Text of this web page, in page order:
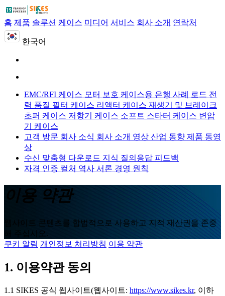
홈 제품 솔루션 케이스 미디어 서비스 회사 소개 연락처
한국어
EMC/RFI 케이스 모터 보호 케이스용 은행 사례 로드 전
력 품질 필터 케이스 리액터 케이스 재생기 및 브레이크
초퍼 케이스 저항기 케이스 소프트 스타터 케이스 변압
기 케이스
고객 방문 회사 소식 회사 소개 영상 산업 동향 제품 동영
상
수신 맞춤형 다운로드 지식 질의응답 피드백
자격 인증 컬처 역사 서론 경영 원칙
이용 약관
웹사이트 콘텐츠를 합법적으로 사용하고 지적 재산권을 존중
해 주십시오.
쿠키 알림 개인정보 처리방침 이용 약관
1. 이용약관 동의
1.1 SIKES 공식 웹사이트(웹사이트: https://www.sikes.kr, 이하